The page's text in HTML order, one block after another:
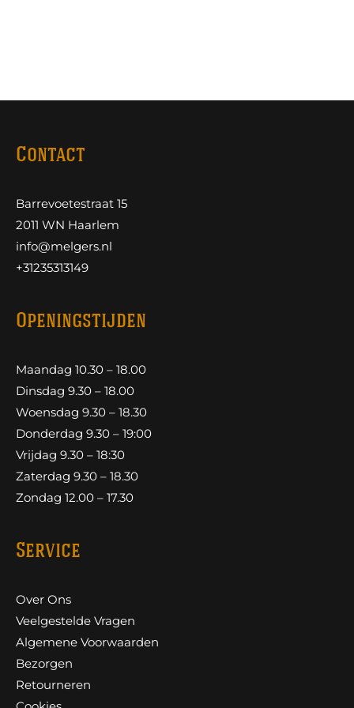
Contact
Barrevoetestraat 15
2011 WN Haarlem
info@melgers.nl
+31235313149
Openingstijden
Maandag 10.30 – 18.00
Dinsdag 9.30 – 18.00
Woensdag 9.30 – 18.30
Donderdag 9.30 – 19:00
Vrijdag 9.30 – 18:30
Zaterdag 9.30 – 18.30
Zondag 12.00 – 17.30
Service
Over Ons
Veelgestelde Vragen
Algemene Voorwaarden
Bezorgen
Retourneren